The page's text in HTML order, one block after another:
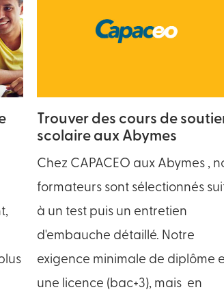
Trouver des cours de
scolaire aux Abymes
Chez CAPACEO aux Abymes ,
formateurs sont sélectionnés
à un test puis un entretien
d'embauche détaillé. Notre
exigence minimale de diplôme
une licence (bac+3), mais en